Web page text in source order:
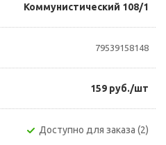
Коммунистический 108/1
79539158148
159 руб./шт
Доступно для заказа (2)